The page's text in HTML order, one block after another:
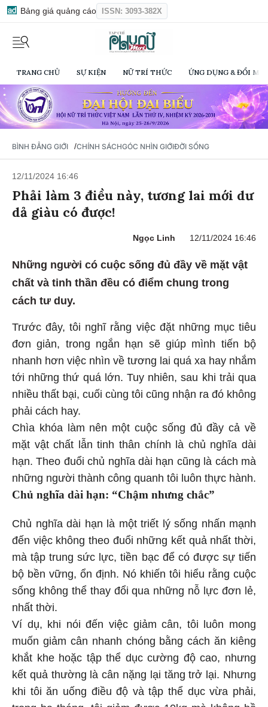
Bảng giá quảng cáo ISSN: 3093-382X
TRANG CHỦ SỰ KIỆN NỮ TRÍ THỨC ỨNG DỤNG & ĐỔI
BÌNH ĐẲNG GIỚI /CHÍNH SÁCHGÓC NHÌN GIỚIĐỜI SỐNG
12/11/2024 16:46
Phải làm 3 điều này, tương lai mới dư
dả giàu có được!
Ngọc Linh 12/11/2024 16:46
Những người có cuộc sống đủ đầy về mặt vật
chất và tinh thần đều có điểm chung trong
cách tư duy.
Trước đây, tôi nghĩ rằng việc đặt những mục tiêu
đơn giản, trong ngắn hạn sẽ giúp mình tiến bộ
nhanh hơn việc nhìn về tương lai quá xa hay nhắm
tới những thứ quá lớn. Tuy nhiên, sau khi trải qua
nhiều thất bại, cuối cùng tôi cũng nhận ra đó không
phải cách hay.
Chìa khóa làm nên một cuộc sống đủ đầy cả về
mặt vật chất lẫn tinh thân chính là chủ nghĩa dài
hạn. Theo đuổi chủ nghĩa dài hạn cũng là cách mà
những người thành công quanh tôi luôn thực hành.
Chủ nghĩa dài hạn: “Chậm nhưng chắc”
Chủ nghĩa dài hạn là một triết lý sống nhấn mạnh
đến việc không theo đuổi những kết quả nhất thời,
mà tập trung sức lực, tiền bạc để có được sự tiến
bộ bền vững, ổn định. Nó khiến tôi hiểu rằng cuộc
sống không thể thay đổi qua những nỗ lực đơn lẻ,
nhất thời.
Ví dụ, khi nói đến việc giảm cân, tôi luôn mong
muốn giảm cân nhanh chóng bằng cách ăn kiêng
khắt khe hoặc tập thể dục cường độ cao, nhưng
kết quả thường là cân nặng lại tăng trở lại. Nhưng
khi tôi ăn uống điều độ và tập thể dục vừa phải,